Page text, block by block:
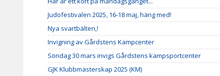
Judofestivalen 2025, 16-18 maj, häng med!
Nya svartbälten,!
Invigning av Gårdstens Kampcenter
Söndag 30 mars invigs Gårdstens kampsportcenter
GJK Klubbmästerskap 2025 (KM)